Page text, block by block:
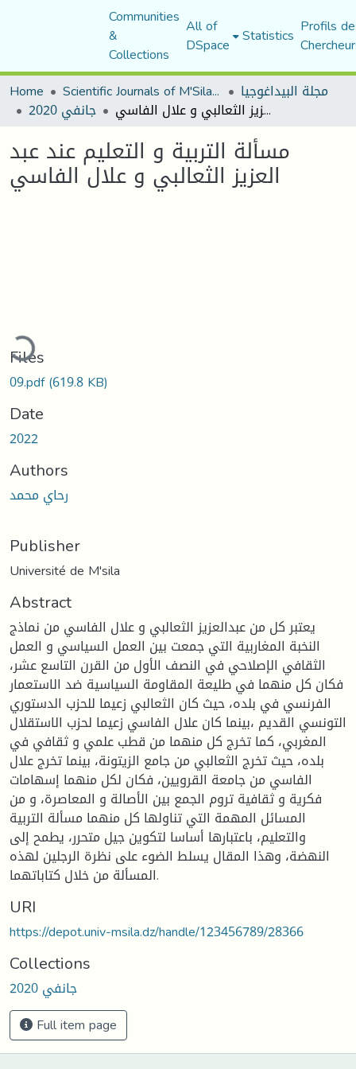
Communities
&
Collections
All of
DSpace Statistics Profils
Home
Scientific Journals of M'Sila University مجلة البيداغوجيا
جانفي 2020 مسألة التربية و التعليم عند عبد العزيز الثعالبي و علال الفاسي
مسألة التربية و التعليم عند عبد
العزيز الثعالبي و علال الفاسي
Files
09.pdf(619.8 KB)
Date
2022
Authors
رحاي محمد
Publisher
Université de M'sila
Abstract
يعتبر كل من عبدالعزيز الثعالبي و علال الفاسي من نماذج
النخبة المغاربية التي جمعت بين العمل السياسي و العمل
الثقافي الإصلاحي في النصف الأول من القرن التاسع عشر،
فكان كل منهما في طليعة المقاومة السياسية ضد الاستعمار
الفرنسي في بلده، حيث كان الثعالبي زعيما للحزب الدستوري
التونسي القديم ،بينما كان علال الفاسي زعيما لحزب الاستقلال
المغربي، كما تخرج كل منهما من قطب علمي و ثقافي في
بلده، حيث تخرج الثعالبي من جامع الزيتونة، بينما تخرج علال
الفاسي من جامعة القرويين، فكان لكل منهما إسهامات
فكرية و ثقافية تروم الجمع بين الأصالة و المعاصرة، و من
المسائل المهمة التي تناولها كل منهما مسألة التربية
والتعليم، باعتبارها أساسا لتكوين جيل متحرر، يطمح إلى
النهضة، وهذا المقال يسلط الضوء على نظرة الرجلين لهذه
المسألة من خلال كتاباتهما.
URI
https://depot.univ-msila.dz/handle/123456789/28366
Collections
جانفي 2020
Full item page